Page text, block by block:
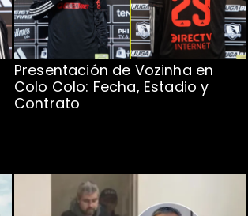
Presentación de Vozinha en
Colo Colo: Fecha, Estadio y
Contrato